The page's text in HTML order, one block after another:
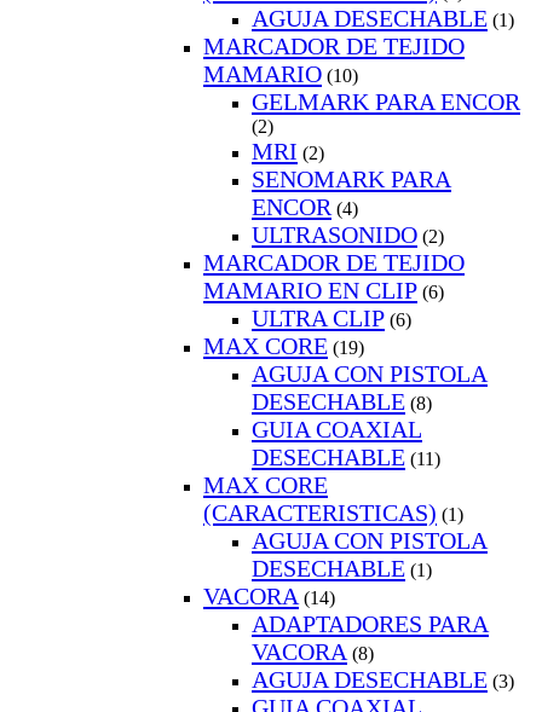
AGUJA DESECHABLE (1)
MARCADOR DE TEJIDO
MAMARIO (10)
GELMARK PARA ENCOR
(2)
MRI (2)
SENOMARK PARA
ENCOR (4)
ULTRASONIDO (2)
MARCADOR DE TEJIDO
MAMARIO EN CLIP (6)
ULTRA CLIP (6)
MAX CORE (19)
AGUJA CON PISTOLA
DESECHABLE (8)
GUIA COAXIAL
DESECHABLE (11)
MAX CORE
(CARACTERISTICAS) (1)
AGUJA CON PISTOLA
DESECHABLE (1)
VACORA (14)
ADAPTADORES PARA
VACORA (8)
AGUJA DESECHABLE (3)